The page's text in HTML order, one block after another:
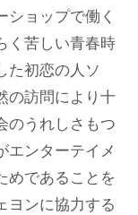
ョップで働く
く苦しい青春時
た初恋の人ソ
の訪問により十
のうれしさもつ
エンターテイメ
めであることを
ヨンに協力する